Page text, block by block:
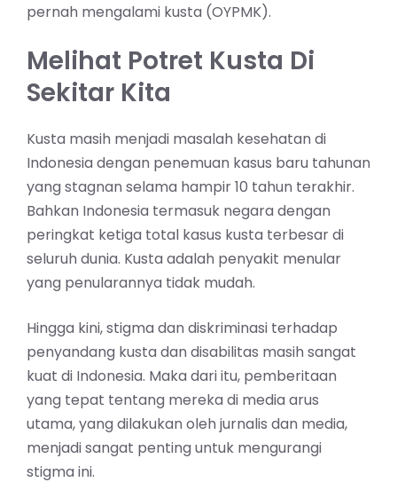
pernah mengalami kusta (OYPMK).
Melihat Potret Kusta Di
Sekitar Kita
Kusta masih menjadi masalah kesehatan di
Indonesia dengan penemuan kasus baru tahunan
yang stagnan selama hampir 10 tahun terakhir.
Bahkan Indonesia termasuk negara dengan
peringkat ketiga total kasus kusta terbesar di
seluruh dunia. Kusta adalah penyakit menular
yang penularannya tidak mudah.
Hingga kini, stigma dan diskriminasi terhadap
penyandang kusta dan disabilitas masih sangat
kuat di Indonesia. Maka dari itu, pemberitaan
yang tepat tentang mereka di media arus
utama, yang dilakukan oleh jurnalis dan media,
menjadi sangat penting untuk mengurangi
stigma ini.